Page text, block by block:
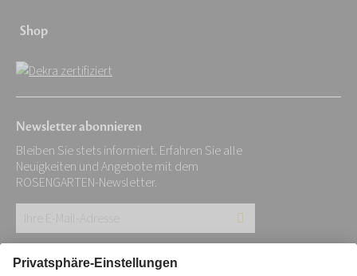
Shop
Newsletter abonnieren
Bleiben Sie stets informiert. Erfahren Sie alle
Neuigkeiten und Angebote mit dem
ROSENGARTEN-Newsletter.
E-
Mail-